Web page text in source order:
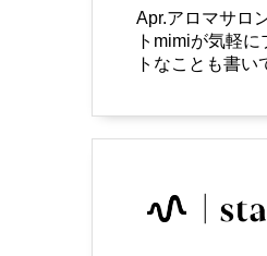
Apr.アロマサロ
トmimiが気軽
トなことも書い